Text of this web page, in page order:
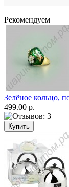
Рекомендуем
Зелёное кольцо,
499.00 р.